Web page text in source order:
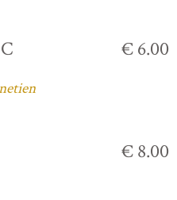
€ 6.00
€ 8.00